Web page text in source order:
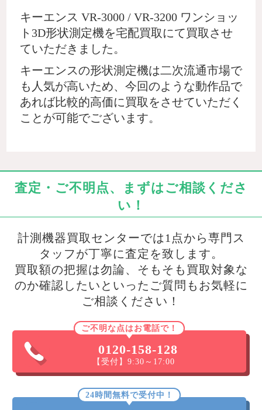
キーエンス VR-3000 / VR-3200 ワンショッ
ト3D形状測定機を宅配買取にて買取させ
ていただきました。
キーエンスの形状測定機は二次流通市場で
も人気が高いため、今回のような動作品で
あれば比較的高価に買取をさせていただく
ことが可能でございます。
査定・ご不明点、まずはご相談くださ
い！
計測機器買取センターでは1点から専門ス
タッフが丁寧に査定を致します。
買取額の把握は勿論、そもそも買取対象な
のか確認したいといったご質問もお気軽に
ご相談ください！
ご不明な点はお電話で！
0120-158-128
【受付】9:30～17:00
24時間無料で受付中！